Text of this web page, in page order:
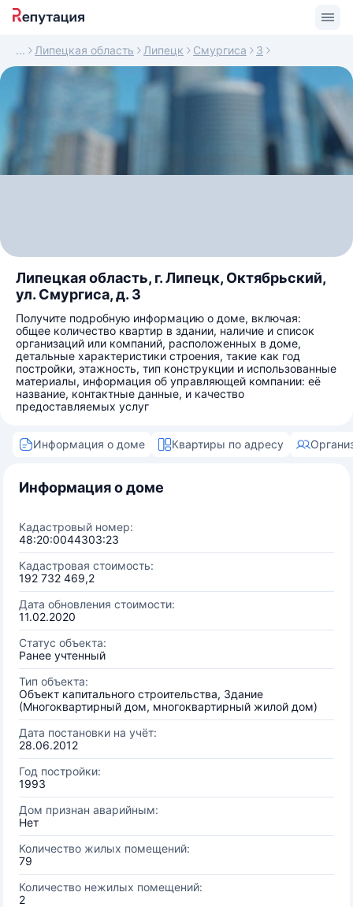
Липецкая область Липецк Смургиса 3
Липецкая область, г. Липецк, Октябрьский,
ул. Смургиса, д. 3
Получите подробную информацию о доме, включая:
общее количество квартир в здании, наличие и список
организаций или компаний, расположенных в доме,
детальные характеристики строения, такие как год
постройки, этажность, тип конструкции и использованные
материалы, информация об управляющей компании: её
название, контактные данные, и качество
предоставляемых услуг
Информация о доме Квартиры по адресу
Информация о доме
Кадастровый номер:
48:20:0044303:23
Кадастровая стоимость:
192 732 469,2
Дата обновления стоимости:
11.02.2020
Статус объекта:
Ранее учтенный
Тип объекта:
Объект капитального строительства, Здание
(Многоквартирный дом, многоквартирный жилой дом)
Дата постановки на учёт:
28.06.2012
Год постройки:
1993
Дом признан аварийным:
Нет
Количество жилых помещений:
79
Количество нежилых помещений:
2